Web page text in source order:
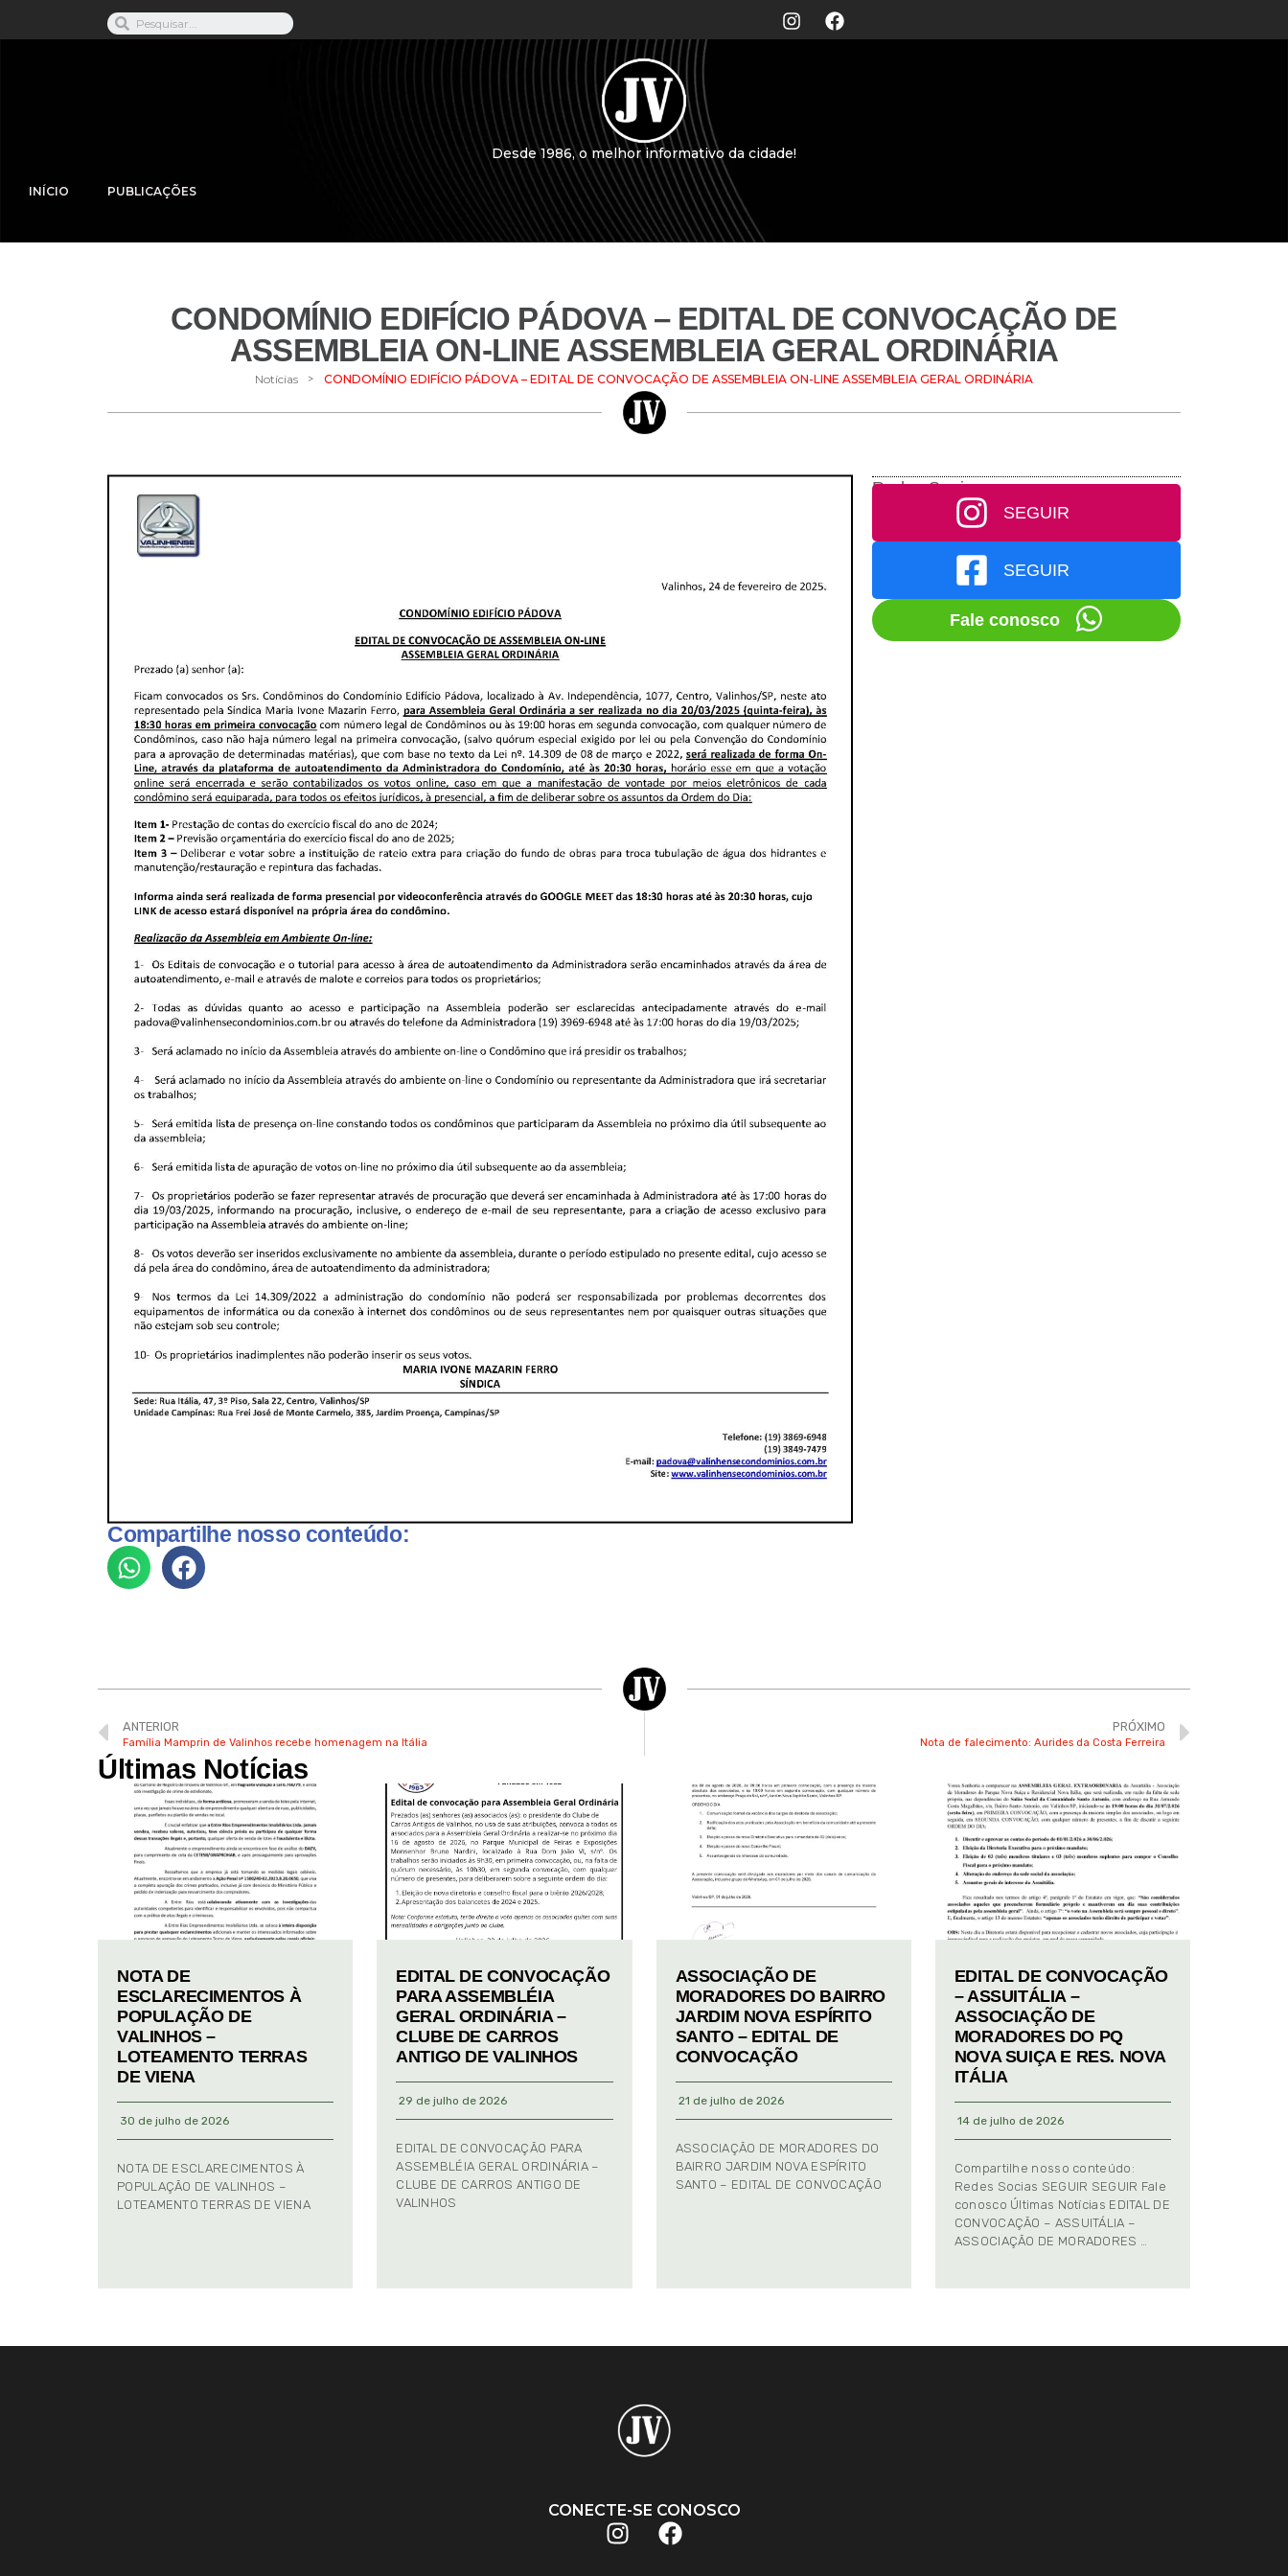
Desde 1986, o melhor informativo da cidade!
INÍCIO PUBLICAÇÕES
CONDOMÍNIO EDIFÍCIO PÁDOVA – EDITAL DE CONVOCAÇÃO DE
ASSEMBLEIA ON-LINE ASSEMBLEIA GERAL ORDINÁRIA
Notícias > CONDOMÍNIO EDIFÍCIO PÁDOVA – EDITAL DE CONVOCAÇÃO DE ASSEMBLEIA ON-LINE ASSEMBLEIA GERAL ORDINÁRIA
Compartilhe nosso conteúdo:
Redes Socias
SEGUIR
SEGUIR
Fale conosco
ANTERIOR
Família Mamprin de Valinhos recebe homenagem na Itália
PRÓXIMO
Nota de falecimento: Aurides da Costa Ferreira
Últimas Notícias
NOTA DE
ESCLARECIMENTOS À
POPULAÇÃO DE
VALINHOS –
LOTEAMENTO TERRAS
DE VIENA
30 de julho de 2026
NOTA DE ESCLARECIMENTOS À
POPULAÇÃO DE VALINHOS –
LOTEAMENTO TERRAS DE VIENA
EDITAL DE CONVOCAÇÃO
PARA ASSEMBLÉIA
GERAL ORDINÁRIA –
CLUBE DE CARROS
ANTIGO DE VALINHOS
29 de julho de 2026
EDITAL DE CONVOCAÇÃO PARA
ASSEMBLÉIA GERAL ORDINÁRIA –
CLUBE DE CARROS ANTIGO DE
VALINHOS
ASSOCIAÇÃO DE
MORADORES DO BAIRRO
JARDIM NOVA ESPÍRITO
SANTO – EDITAL DE
CONVOCAÇÃO
21 de julho de 2026
ASSOCIAÇÃO DE MORADORES DO
BAIRRO JARDIM NOVA ESPÍRITO
SANTO – EDITAL DE CONVOCAÇÃO
EDITAL DE CONVOCAÇÃO
– ASSUITÁLIA –
ASSOCIAÇÃO DE
MORADORES DO PQ
NOVA SUIÇA E RES. NOVA
ITÁLIA
14 de julho de 2026
Compartilhe nosso conteúdo:
Redes Socias SEGUIR SEGUIR Fale
conosco Últimas Notícias EDITAL DE
CONVOCAÇÃO – ASSUITÁLIA –
ASSOCIAÇÃO DE MORADORES …
CONECTE-SE CONOSCO